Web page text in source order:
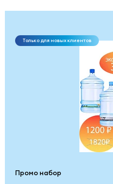
Только для новых клиентов
Промо набор